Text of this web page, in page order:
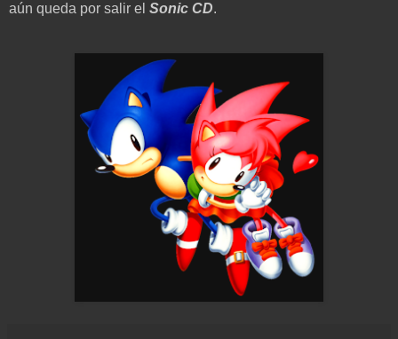
aún queda por salir el Sonic CD.